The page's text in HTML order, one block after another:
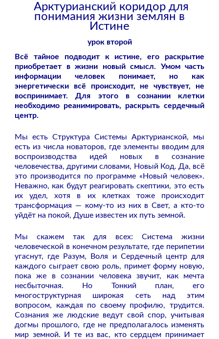
Арктурианский коридор для
понимания жизни землян в
Истине
урок второй
Всё тайное подводит к истине, его раскрытие
приобретает в жизни новый смысл. Умом часть
информации человек понимает, но как
энергетически всё происходит, не чувствует, не
воспринимает. Для этого в сознании клетки
необходимо реанимировать, раскрыть сердечный
центр.
Мы есть Структура Системы Арктурианской, мы
есть из числа новаторов, где элементы вводим для
воспроизводства идей новых в сознание
человечества, другими словами, Новый Код. Да, всё
это производится по программе «Новый человек».
Неважно, как будут реагировать скептики, это есть
их удел, хотя в их клетках тоже происходит
трансформация — кому-то из них в Свет, а кто-то
уйдёт на покой, Душе известен их путь земной.
Мы скажем так для всех: Система жизни
человеческой в конечном результате, где перипетии
угаснут, где Разум, Воля и Сердечный центр для
каждого сыграет свою роль, примет форму новую,
пока же в сознании человека звучит, как мечта
несбыточная. Но Тонкий план, его
многоструктурная широкая сеть над этим
вопросом, каждая по своему профилю, трудится.
Сознания же людские ведут свой спор, учитывая
догмы прошлого, где не предполагалось изменять
мир земной. И те из вас, кто сердцем принимает